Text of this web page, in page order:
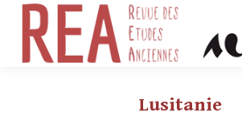
Lusitanie